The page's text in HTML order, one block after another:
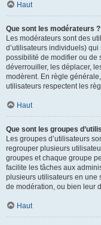
Haut
Que sont les modérateurs ?
Les modérateurs sont des
d’utilisateurs individuels)
possibilité de modifier ou de
déverrouiller, les déplacer,
modèrent. En règle
utilisateurs respectent les
Haut
Que sont les groupes
Les groupes d’utilisateurs
regrouper plusieurs
groupes et chaque groupe
facilite les tâches aux
plusieurs utilisateurs en une
de modération, ou bien leur
Haut